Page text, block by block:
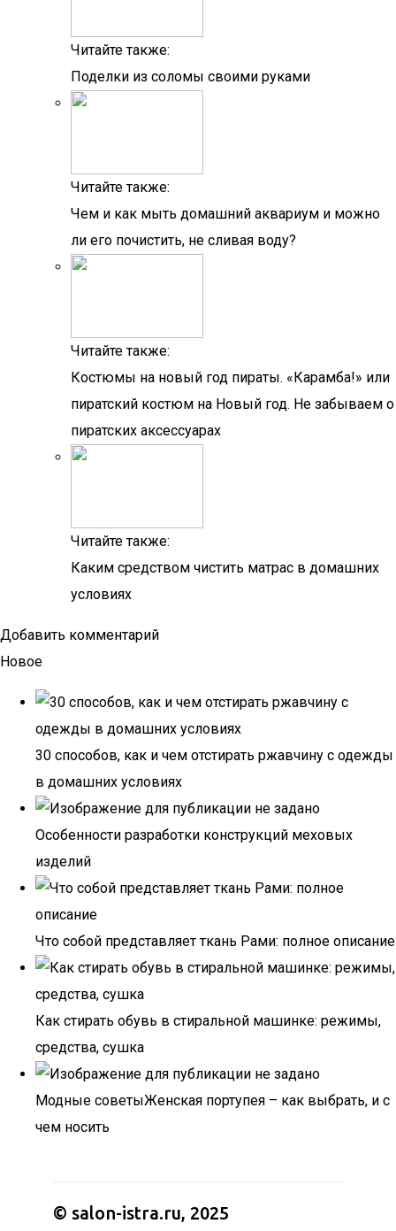
Читайте также:
Поделки из соломы своими руками
Читайте также:
Чем и как мыть домашний аквариум и можно
ли его почистить, не сливая воду?
Читайте также:
Костюмы на новый год пираты. «Карамба!» или
пиратский костюм на Новый год. Не забываем о
пиратских аксессуарах
Читайте также:
Каким средством чистить матрас в домашних
условиях
Добавить комментарий
Новое
30 способов, как и чем отстирать ржавчину с одежды
в домашних условиях
Особенности разработки конструкций меховых
изделий
Что собой представляет ткань Рами: полное описание
Как стирать обувь в стиральной машинке: режимы,
средства, сушка
Модные советыЖенская портупея – как выбрать, и с
чем носить
© salon-istra.ru, 2025